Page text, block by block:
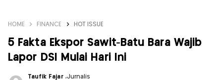
HOME FINANCE HOT ISSUE
5 Fakta Ekspor Sawit-Batu Bara Wajib
Lapor DSI Mulai Hari Ini
Taufik Fajar ,Jurnalis